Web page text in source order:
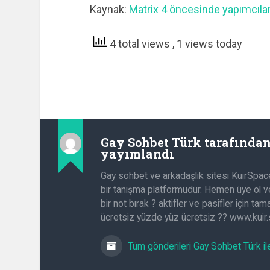
Kaynak: Matrix 4 öncesinde
4 total views , 1 views today
Gay Sohbet Türk tarafından
yayımlandı
Gay sohbet ve arkadaşlık sitesi
bir tanışma platformudur. Hemen üye ol
bir not bırak ? aktifler ve pasifler için
ücretsiz yüzde yüz ücretsiz ??
Tüm gönderileri Gay Sohbet Türk